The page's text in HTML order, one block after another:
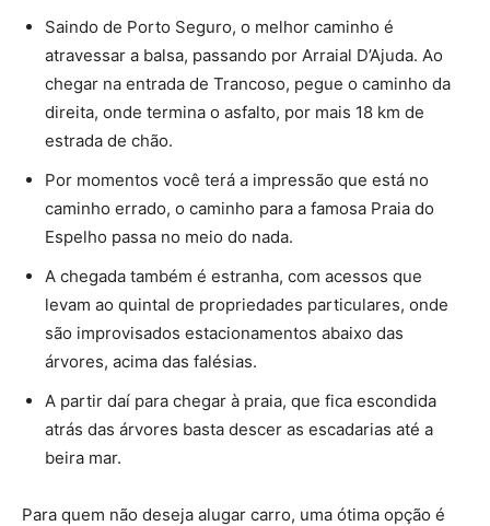
Saindo de Porto Seguro, o melhor caminho é
atravessar a balsa, passando por Arraial D’Ajuda. Ao
chegar na entrada de Trancoso, pegue o caminho da
direita, onde termina o asfalto, por mais 18 km de
estrada de chão.
Por momentos você terá a impressão que está no
caminho errado, o caminho para a famosa Praia do
Espelho passa no meio do nada.
A chegada também é estranha, com acessos que
levam ao quintal de propriedades particulares, onde
são improvisados estacionamentos abaixo das
árvores, acima das falésias.
A partir daí para chegar à praia, que fica escondida
atrás das árvores basta descer as escadarias até a
beira mar.
Para quem não deseja alugar carro, uma ótima opção é